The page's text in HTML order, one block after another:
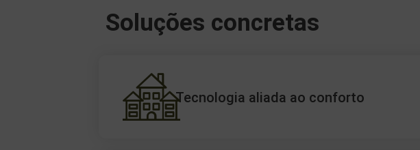
Soluções concretas
Tecnologia aliada ao conforto